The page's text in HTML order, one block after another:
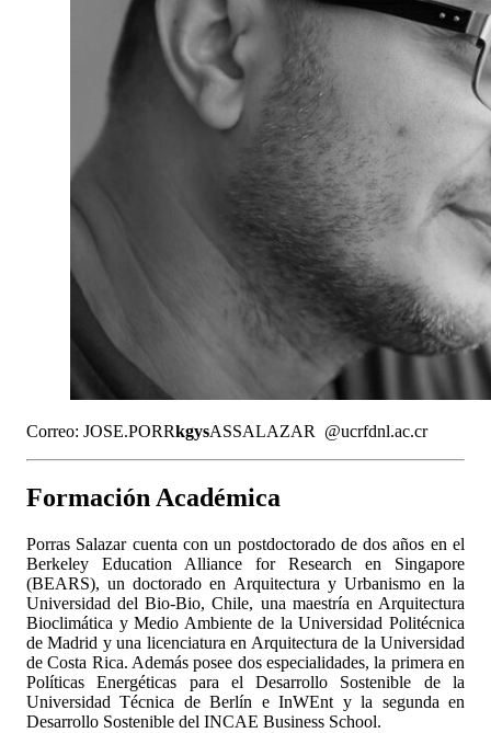
Correo: JOSE.PORRkgysASSALAZAR @ucrfdnl.ac.cr
Formación Académica
Porras Salazar cuenta con un postdoctorado de dos años en el
Berkeley Education Alliance for Research en Singapore
(BEARS), un doctorado en Arquitectura y Urbanismo en la
Universidad del Bio-Bio, Chile, una maestría en Arquitectura
Bioclimática y Medio Ambiente de la Universidad Politécnica
de Madrid y una licenciatura en Arquitectura de la Universidad
de Costa Rica. Además posee dos especialidades, la primera en
Políticas Energéticas para el Desarrollo Sostenible de la
Universidad Técnica de Berlín e InWEnt y la segunda en
Desarrollo Sostenible del INCAE Business School.